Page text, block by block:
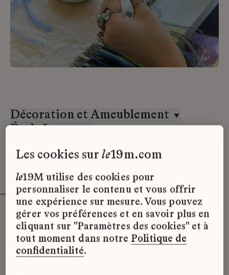
Décoration et Ameublement
École Lesage
Désolé, il semble qu’il n’y ait pas
d’offres d’emploi disponibles pour le
moment.
les cookies surle19m.com
le19M utilise des cookies pour
personnaliser le contenu et vous offrir
une expérience sur mesure. Vous pouvez
gérer vos préférences et en savoir plus en
cliquant sur "Paramètres des cookies" et à
tout moment dans notre Politique de
confidentialité.